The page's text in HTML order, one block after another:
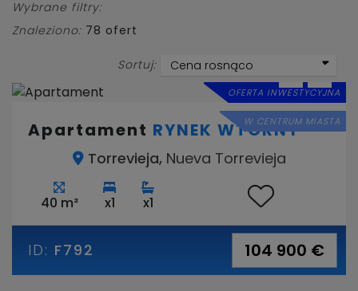
Wybrane filtry:
Znaleziono: 78 ofert
Sortuj: Cena rosnąco
OFERTA INWESTYCYJNA
W CENTRUM MIASTA
Apartament RYNEK WTÓRNY
Torrevieja, Nueva Torrevieja
40 m² x1 x1
ID: F792 104 900 €